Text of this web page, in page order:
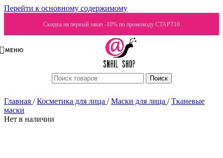
Перейти к основному содержимому
Скидка на первый заказ -10% по промокоду СТАРТ10
МЕНЮ
Поиск
Главная / Косметика для лица / Маски для лица / Тканевые
маски
Нет в наличии